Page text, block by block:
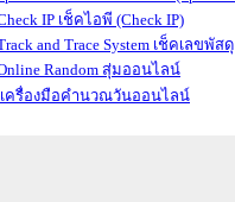
เช็คไอพี (Check IP)
เช็คเลขพัสดุ
สุ่มออนไลน์
เครื่องมือคำนวณวันออนไลน์